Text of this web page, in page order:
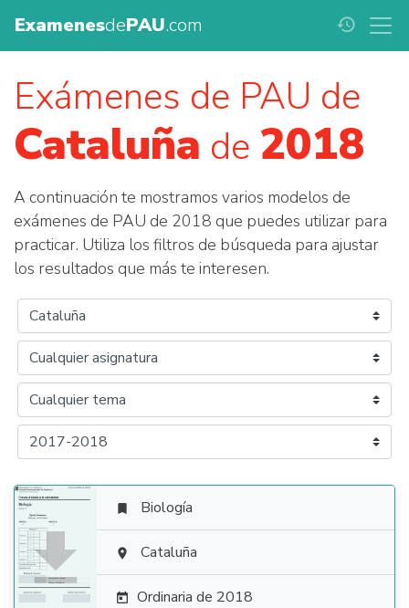
ExamenesdePAU.com history
Exámenes de PAU de
Cataluña de 2018
A continuación te mostramos varios modelos de
exámenes de PAU de 2018 que puedes utilizar para
practicar. Utiliza los filtros de búsqueda para ajustar
los resultados que más te interesen.

 Biología
 Cataluña
 Ordinaria de 2018